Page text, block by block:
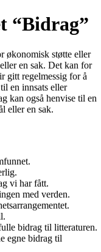
“Bidrag”
økonomisk støtte eller
en sak. Det kan for
gitt regelmessig for å
en innsats eller
kan også henvise til en
eller en sak.
vi har fått.
med verden.
bidrag til litteraturen.
egne bidrag til